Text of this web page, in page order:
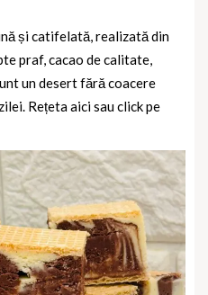
și catifelată, realizată din
praf, cacao de calitate,
un desert fără coacere
Rețeta aici sau click pe